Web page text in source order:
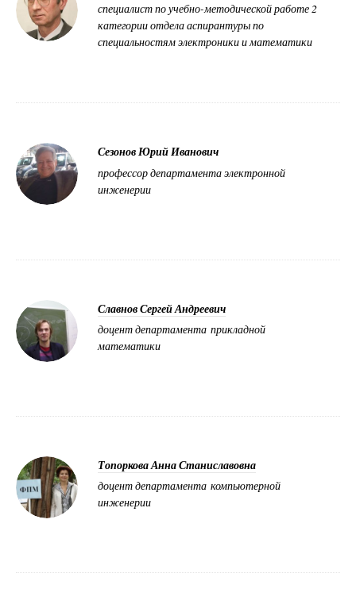
специалист по учебно-методической работе 2
категории отдела аспирантуры по
специальностям электроники и математики
Сезонов Юрий Иванович
профессор департамента электронной
инженерии
Славнов Сергей Андреевич
доцент департамента прикладной
математики
Топоркова Анна Станиславовна
доцент департамента компьютерной
инженерии